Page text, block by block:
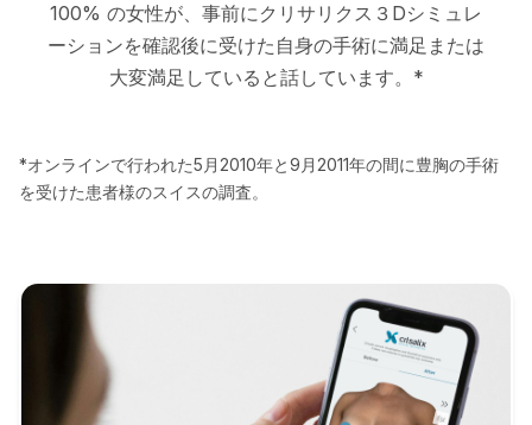
100% の女性が、事前にクリサリクス３Dシミュレ
ーションを確認後に受けた自身の手術に満足または
大変満足していると話しています。*
*オンラインで行われた5月2010年と9月2011年の間に豊胸の手術
を受けた患者様のスイスの調査。